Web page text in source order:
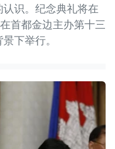
认识。纪念典礼将在
在首都金边主办第十三
下举行。